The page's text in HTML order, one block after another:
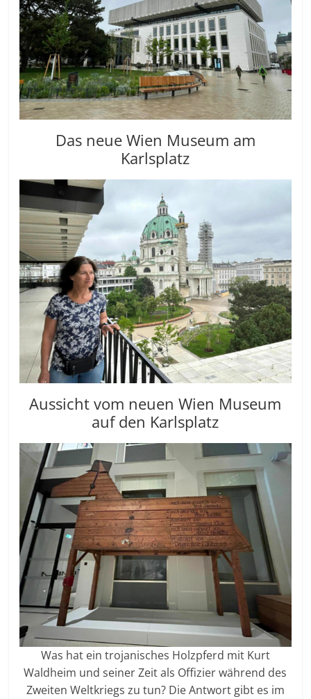
Das neue Wien Museum am
Karlsplatz
Aussicht vom neuen Wien Museum
auf den Karlsplatz
Was hat ein trojanisches Holzpferd mit Kurt
Waldheim und seiner Zeit als Offizier während des
Zweiten Weltkriegs zu tun? Die Antwort gibt es im